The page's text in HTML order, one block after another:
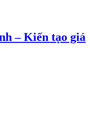
– Kiến tạo giá